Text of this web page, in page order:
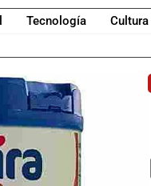
Tecnología